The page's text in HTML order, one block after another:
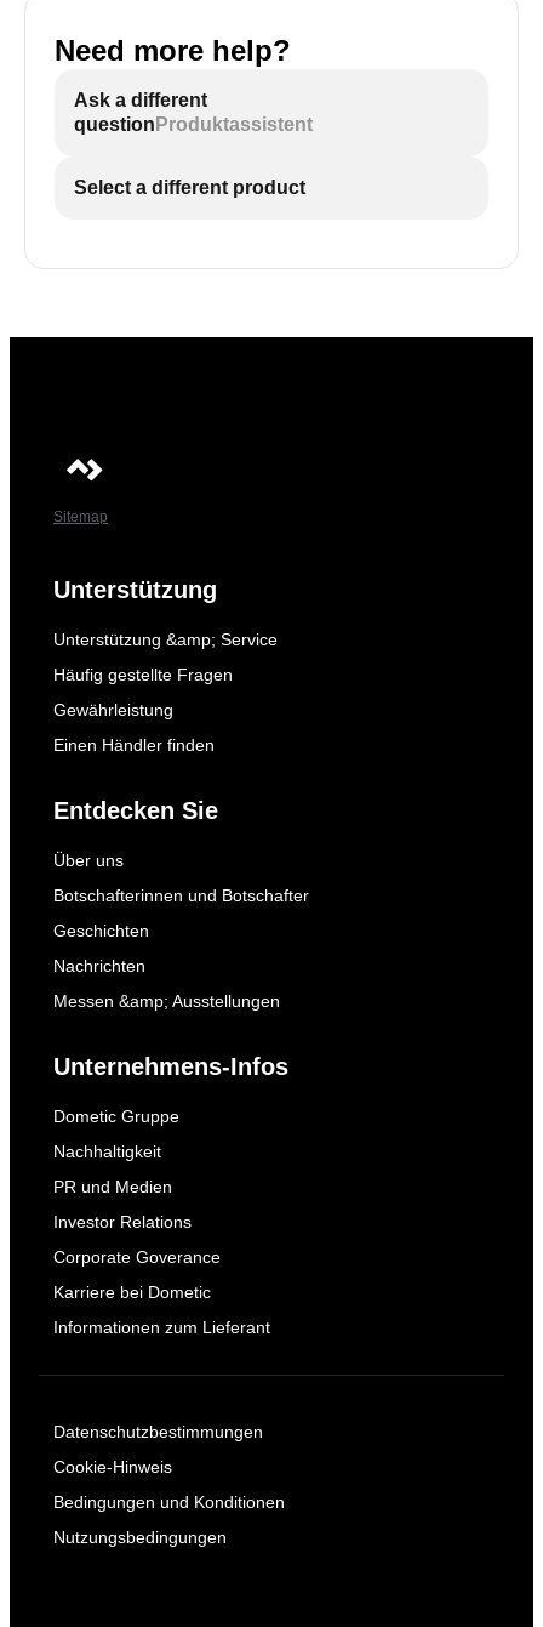
Need more help?
Ask a different
question Produktassistent
Select a different product
Sitemap
Unterstützung
Unterstützung &amp; Service
Häufig gestellte Fragen
Gewährleistung
Einen Händler finden
Entdecken Sie
Über uns
Botschafterinnen und Botschafter
Geschichten
Nachrichten
Messen &amp; Ausstellungen
Unternehmens-Infos
Dometic Gruppe
Nachhaltigkeit
PR und Medien
Investor Relations
Corporate Goverance
Karriere bei Dometic
Informationen zum Lieferant
Datenschutzbestimmungen
Cookie-Hinweis
Bedingungen und Konditionen
Nutzungsbedingungen